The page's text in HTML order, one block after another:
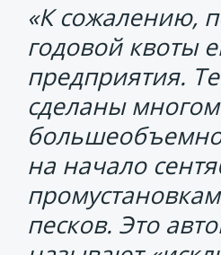
«К сожалению,
годовой квоты
предприятия.
сделаны
на начало
песков. Это